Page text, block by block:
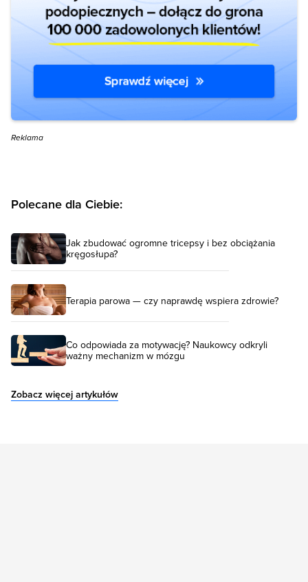
Reklama
Polecane dla Ciebie:
Jak zbudować ogromne tricepsy i bez obciążania
kręgosłupa?
Terapia parowa — czy naprawdę wspiera zdrowie?
Co odpowiada za motywację? Naukowcy odkryli
ważny mechanizm w mózgu
Zobacz więcej artykułów